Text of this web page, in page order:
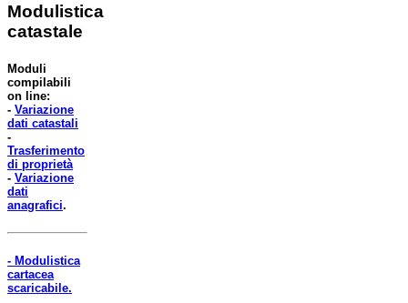
Modulistica
catastale
Moduli
compilabili
on line:
- Variazione
dati catastali
-
Trasferimento
di proprietà
- Variazione
dati
anagrafici.
- Modulistica
cartacea
scaricabile.